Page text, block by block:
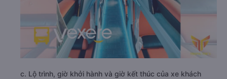
c. Lộ trình, giờ khởi hành và giờ kết thúc của xe khách